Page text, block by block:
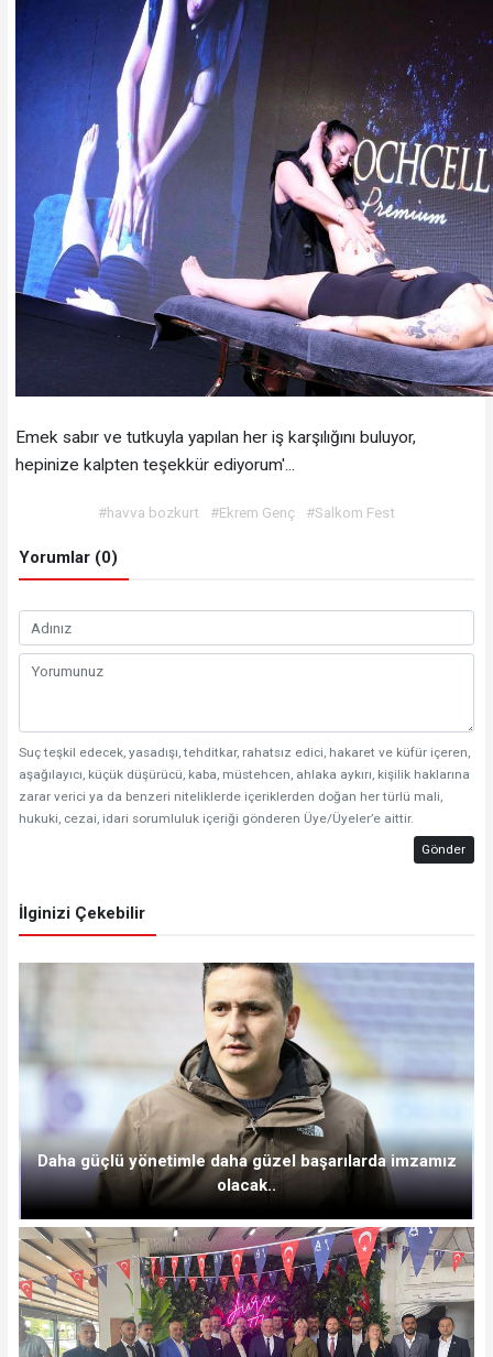
Emek sabır ve tutkuyla yapılan her iş karşılığını buluyor,
hepinize kalpten teşekkür ediyorum'...
#havva bozkurt #Ekrem Genç #Salkom Fest
Yorumlar (0)
Suç teşkil edecek, yasadışı, tehditkar, rahatsız edici, hakaret ve küfür içeren,
aşağılayıcı, küçük düşürücü, kaba, müstehcen, ahlaka aykırı, kişilik haklarına
zarar verici ya da benzeri niteliklerde içeriklerden doğan her türlü mali,
hukuki, cezai, idari sorumluluk içeriği gönderen Üye/Üyeler’e aittir.
Gönder
İlginizi Çekebilir
Daha güçlü yönetimle daha güzel başarılarda imzamız
olacak..